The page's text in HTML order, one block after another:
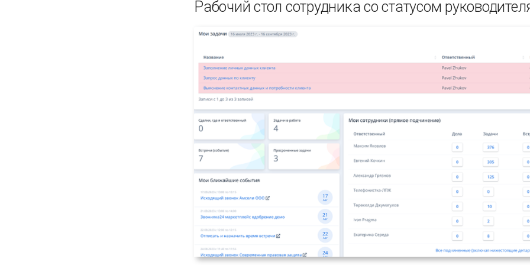
Рабочий стол сотрудника со статусом